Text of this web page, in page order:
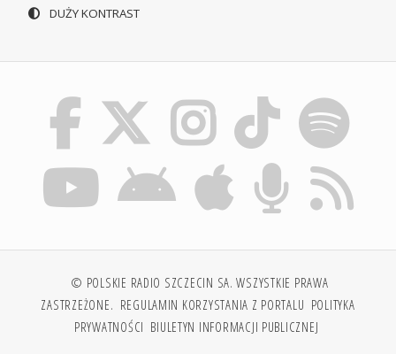
DUŻY KONTRAST
© POLSKIE RADIO SZCZECIN SA. WSZYSTKIE PRAWA
ZASTRZEŻONE. REGULAMIN KORZYSTANIA Z PORTALU POLITYKA
PRYWATNOŚCI BIULETYN INFORMACJI PUBLICZNEJ